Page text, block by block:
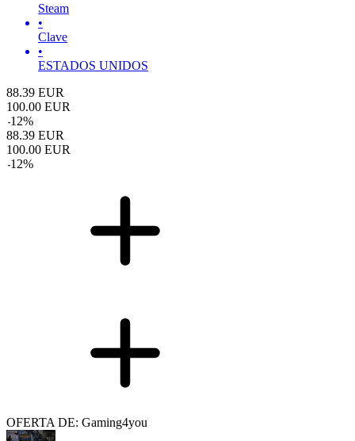
Steam
•
Clave
•
ESTADOS UNIDOS
88.39 EUR
100.00 EUR
-12%
88.39 EUR
100.00 EUR
-12%
OFERTA DE: Gaming4you